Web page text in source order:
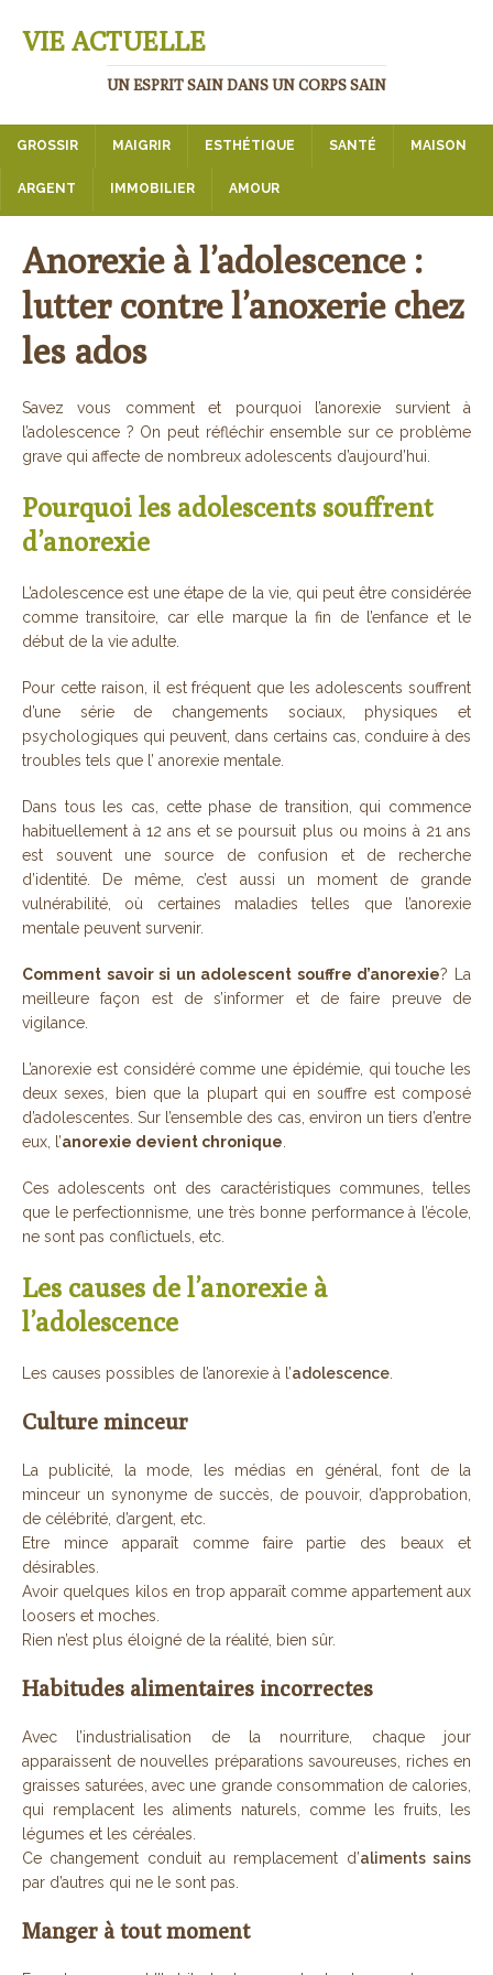
VIE ACTUELLE
UN ESPRIT SAIN DANS UN CORPS SAIN
GROSSIR MAIGRIR ESTHÉTIQUE SANTÉ MAISON
ARGENT IMMOBILIER AMOUR
Anorexie à l’adolescence :
lutter contre l’anoxerie chez
les ados
Savez vous comment et pourquoi l’anorexie survient à
l’adolescence ? On peut réfléchir ensemble sur ce problème
grave qui affecte de nombreux adolescents d’aujourd’hui.
Pourquoi les adolescents souffrent
d’anorexie
L’adolescence est une étape de la vie, qui peut être considérée
comme transitoire, car elle marque la fin de l’enfance et le
début de la vie adulte.
Pour cette raison, il est fréquent que les adolescents souffrent
d’une série de changements sociaux, physiques et
psychologiques qui peuvent, dans certains cas, conduire à des
troubles tels que l’ anorexie mentale.
Dans tous les cas, cette phase de transition, qui commence
habituellement à 12 ans et se poursuit plus ou moins à 21 ans
est souvent une source de confusion et de recherche
d’identité. De même, c’est aussi un moment de grande
vulnérabilité, où certaines maladies telles que l’anorexie
mentale peuvent survenir.
Comment savoir si un adolescent souffre d’anorexie? La
meilleure façon est de s’informer et de faire preuve de
vigilance.
L’anorexie est considéré comme une épidémie, qui touche les
deux sexes, bien que la plupart qui en souffre est composé
d’adolescentes. Sur l’ensemble des cas, environ un tiers d’entre
eux, l’anorexie devient chronique
Ces adolescents ont des caractéristiques communes, telles
que le perfectionnisme, une très bonne performance à l’école,
ne sont pas conflictuels, etc.
Les causes de l’anorexie à
l’adolescence
Les causes possibles de l’anorexie à l’adolescence
Culture minceur
La publicité, la mode, les médias en général, font de la
minceur un synonyme de succès, de pouvoir, d’approbation,
de célébrité, d’argent, etc.
Etre mince apparaît comme faire partie des beaux et
désirables.
Avoir quelques kilos en trop apparaît comme appartement aux
loosers et moches.
Rien n’est plus éloigné de la réalité, bien sûr.
Habitudes alimentaires incorrectes
Avec l’industrialisation de la nourriture, chaque jour
apparaissent de nouvelles préparations savoureuses, riches en
graisses saturées, avec une grande consommation de calories,
qui remplacent les aliments naturels, comme les fruits, les
légumes et les céréales.
Ce changement conduit au remplacement d’aliments sains
par d’autres qui ne le sont pas.
Manger à tout moment